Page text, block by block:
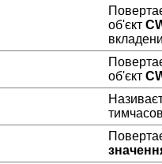
об'єкт
об'єкт